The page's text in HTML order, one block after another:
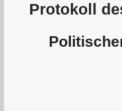
Protokoll